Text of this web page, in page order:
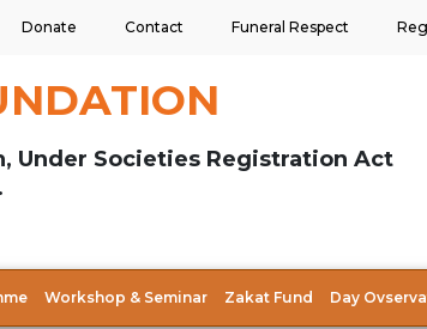
Donate Contact Funeral Respect
Under Societies Registration Act
Workshop & Seminar Zakat Fund Day